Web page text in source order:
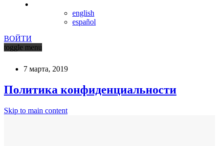
english
español
ВОЙТИ
toggle menu
7 марта, 2019
Политика конфиденциальности
Skip to main content